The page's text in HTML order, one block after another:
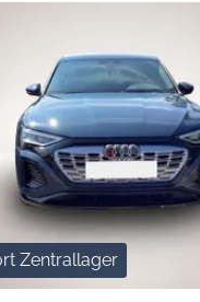
Zentrallager